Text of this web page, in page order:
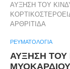
ΑΥΞΗΣΗ ΤΟΥ
ΑΡΘΡΙΤΙΔΑ
ΡΕΥΜΑΤΟΛΟΓΊΑ
ΑΥΞΗΣΗ